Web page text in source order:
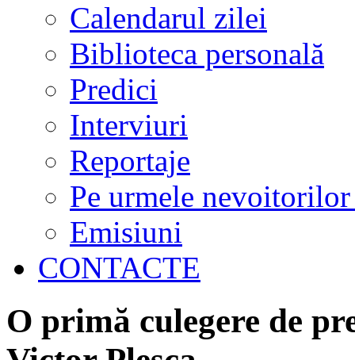
Calendarul zilei
Biblioteca personală
Predici
Interviuri
Reportaje
Pe urmele nevoitorilor
Emisiuni
CONTACTE
O primă culegere de